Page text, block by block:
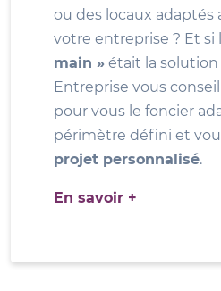
ou des locaux adaptés
votre entreprise ? Et si
main » était la solution
Entreprise vous
pour vous le foncier
périmètre défini et
projet personnalisé.
En savoir +